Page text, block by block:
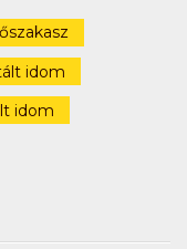
idom
idom